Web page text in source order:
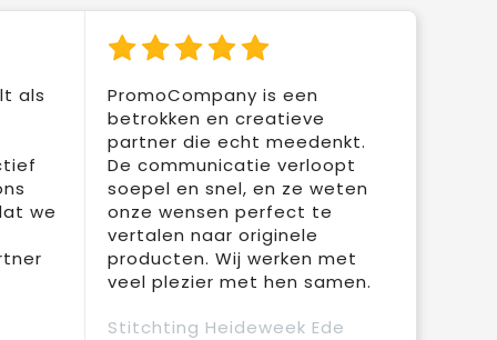
als
we
PromoCompany is een
betrokken en creatieve
partner die echt meedenkt.
De communicatie verloopt
soepel en snel, en ze weten
onze wensen perfect te
vertalen naar originele
producten. Wij werken met
veel plezier met hen samen.
Stitchting Heideweek Ede